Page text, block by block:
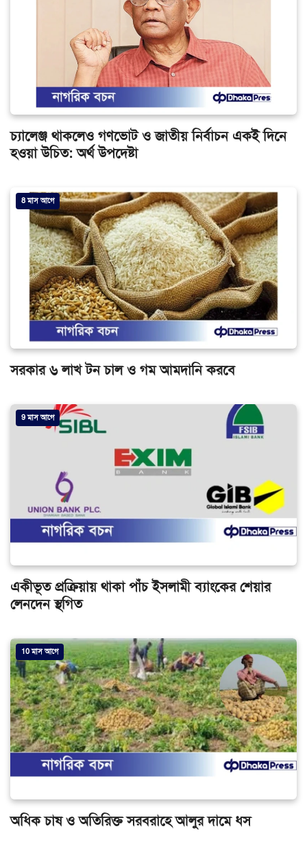
চ্যালেঞ্জ থাকলেও গণভোট ও জাতীয় নির্বাচন একই দিনে
হওয়া উচিত: অর্থ উপদেষ্টা
8 মাস আগে
সরকার ৬ লাখ টন চাল ও গম আমদানি করবে
9 মাস আগে
একীভূত প্রক্রিয়ায় থাকা পাঁচ ইসলামী ব্যাংকের শেয়ার
লেনদেন স্থগিত
10 মাস আগে
অধিক চাষ ও অতিরিক্ত সরবরাহে আলুর দামে ধস